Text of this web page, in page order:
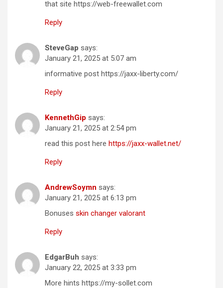
that site https://web-freewallet.com
Reply
SteveGap says:
January 21, 2025 at 5:07 am
informative post https://jaxx-liberty.com/
Reply
KennethGip says:
January 21, 2025 at 2:54 pm
read this post here https://jaxx-wallet.net/
Reply
AndrewSoymn says:
January 21, 2025 at 6:13 pm
Bonuses skin changer valorant
Reply
EdgarBuh says:
January 22, 2025 at 3:33 pm
More hints https://my-sollet.com